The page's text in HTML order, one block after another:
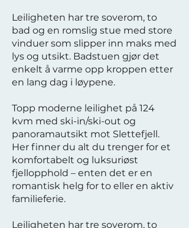
Leiligheten har tre soverom, to
bad og en romslig stue med store
vinduer som slipper inn maks med
lys og utsikt. Badstuen gjør det
enkelt å varme opp kroppen etter
en lang dag i løypene.
Topp moderne leilighet på 124
kvm med ski-in/ski-out og
panoramautsikt mot Slettefjell.
Her finner du alt du trenger for et
komfortabelt og luksuriøst
fjellopphold – enten det er en
romantisk helg for to eller en aktiv
familieferie.
Leiligheten har tre soverom, to